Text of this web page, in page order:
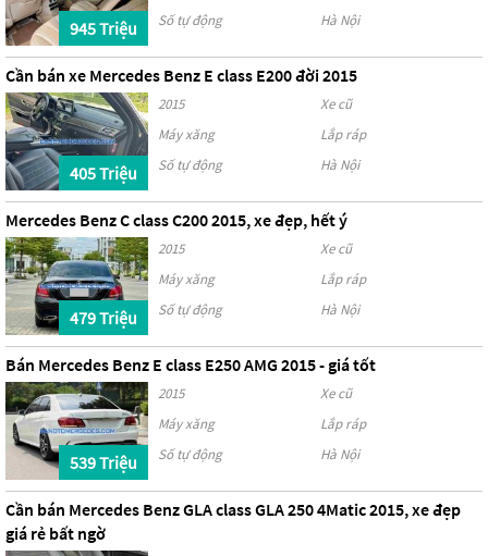
945 Triệu
Số tự động
Hà Nội
Cần bán xe Mercedes Benz E class E200 đời 2015
405 Triệu
2015
Xe cũ
Máy xăng
Lắp ráp
Số tự động
Hà Nội
Mercedes Benz C class C200 2015, xe đẹp, hết ý
479 Triệu
2015
Xe cũ
Máy xăng
Lắp ráp
Số tự động
Hà Nội
Bán Mercedes Benz E class E250 AMG 2015 - giá tốt
539 Triệu
2015
Xe cũ
Máy xăng
Lắp ráp
Số tự động
Hà Nội
Cần bán Mercedes Benz GLA class GLA 250 4Matic 2015, xe đẹp
giá rẻ bất ngờ